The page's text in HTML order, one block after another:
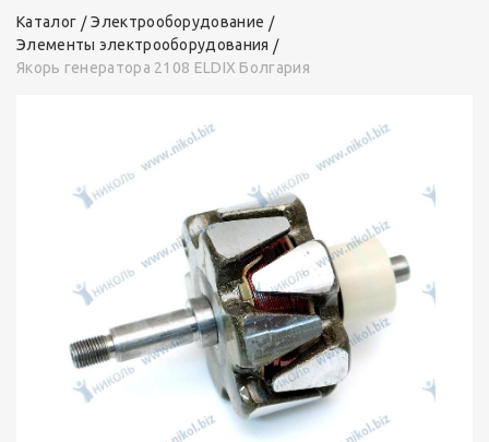
Каталог
Электрооборудование
Элементы электрооборудования
Якорь генератора 2108 ELDIX Болгария